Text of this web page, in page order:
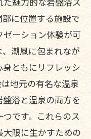
ゼーション
盤浴の健康効果
メリット
力
割
に位置する施設で
ーション体験が可
潮風に包まれなが
ともにリフレッシ
地元の有名な温泉
浴と温泉の両方を
です。これらのス
限に生かすための